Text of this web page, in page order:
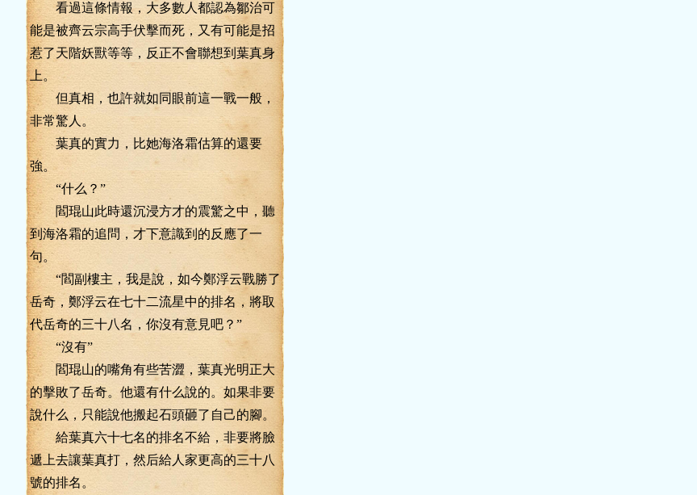
看過這條情報，大多數人都認為鄒治可
能是被齊云宗高手伏擊而死，又有可能是招
惹了天階妖獸等等，反正不會聯想到葉真身
上。
但真相，也許就如同眼前這一戰一般，
非常驚人。
葉真的實力，比她海洛霜估算的還要
強。
“什么？”
閻琨山此時還沉浸方才的震驚之中，聽
到海洛霜的追問，才下意識到的反應了一
句。
“閻副樓主，我是說，如今鄭浮云戰勝了
岳奇，鄭浮云在七十二流星中的排名，將取
代岳奇的三十八名，你沒有意見吧？”
“沒有”
閻琨山的嘴角有些苦澀，葉真光明正大
的擊敗了岳奇。他還有什么說的。如果非要
說什么，只能說他搬起石頭砸了自己的腳。
給葉真六十七名的排名不給，非要將臉
遞上去讓葉真打，然后給人家更高的三十八
號的排名。